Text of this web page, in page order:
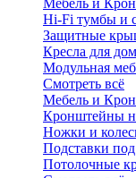
Мебель и
Hi-Fi тумбы и
Защитные
Кресла для
Модульная
Смотреть всё
Мебель и
Кронштейны
Ножки и
Подставки
Потолочные